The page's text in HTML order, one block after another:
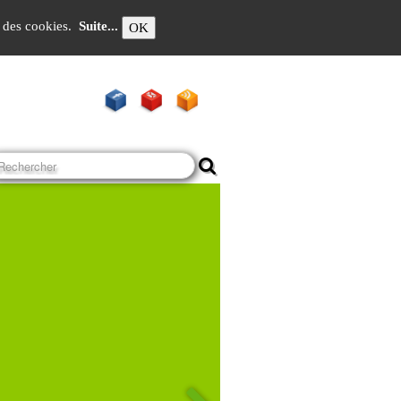
cookies. Suite... OK